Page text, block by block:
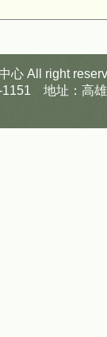
心 All right
地址：高